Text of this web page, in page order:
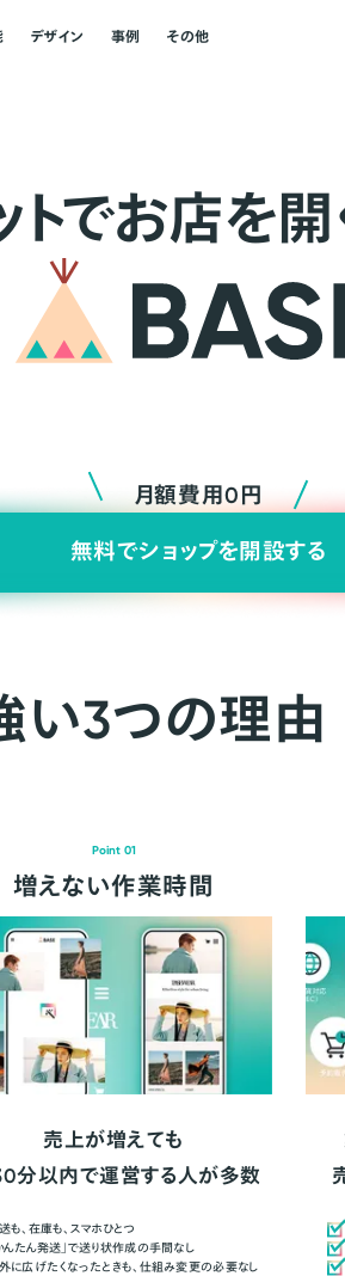
デザイン 事例 その他
トでお店を開
月額費用0円
無料でショップを開設する
い3つの理由
Point 01
増えない作業時間
売上が増えても
分以内で運営する人が多数
も、在庫も、スマホひとつ
んたん発送」で送り状作成の手間なし
に広げたくなったときも、仕組み変更の必要なし